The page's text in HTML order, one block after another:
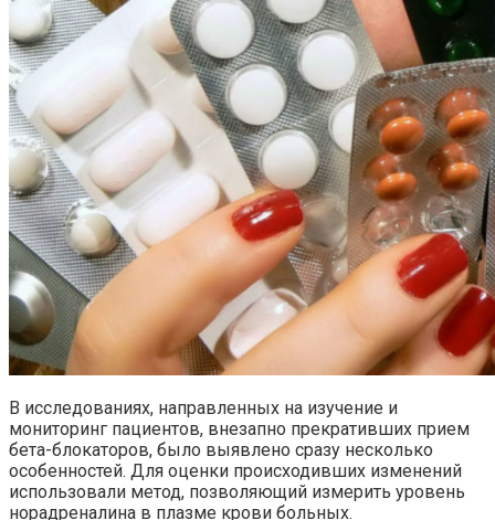
В исследованиях, направленных на изучение и
мониторинг пациентов, внезапно прекративших прием
бета-блокаторов, было выявлено сразу несколько
особенностей. Для оценки происходивших изменений
использовали метод, позволяющий измерить уровень
норадреналина в плазме крови больных.